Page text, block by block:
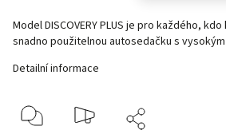
Model DISCOVERY PLUS je pro každého,
snadno použitelnou autosedačku s
Detailní informace